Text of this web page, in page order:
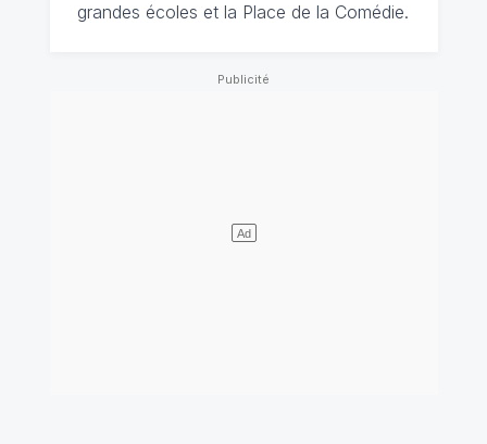
grandes écoles et la Place de la Comédie.